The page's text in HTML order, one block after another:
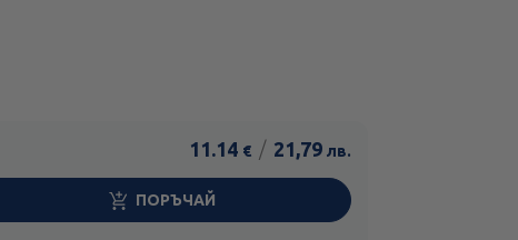
11.14 € / 21,79 лв.
ПОРЪЧАЙ